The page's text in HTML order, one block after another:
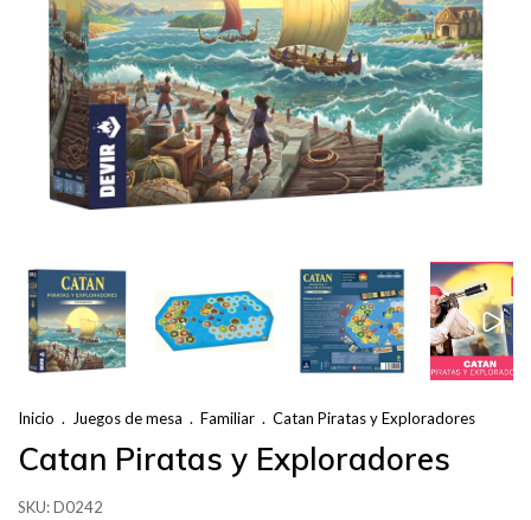
Inicio . Juegos de mesa . Familiar . Catan Piratas y Exploradores
Catan Piratas y Exploradores
SKU:D0242